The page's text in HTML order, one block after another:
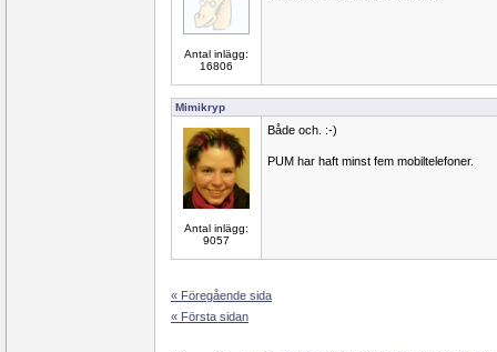
Antal inlägg:
16806
Mimikryp
Antal inlägg:
9057
Både och. :-)
PUM har haft minst fem mobiltelefoner.
« Föregående sida
« Första sidan